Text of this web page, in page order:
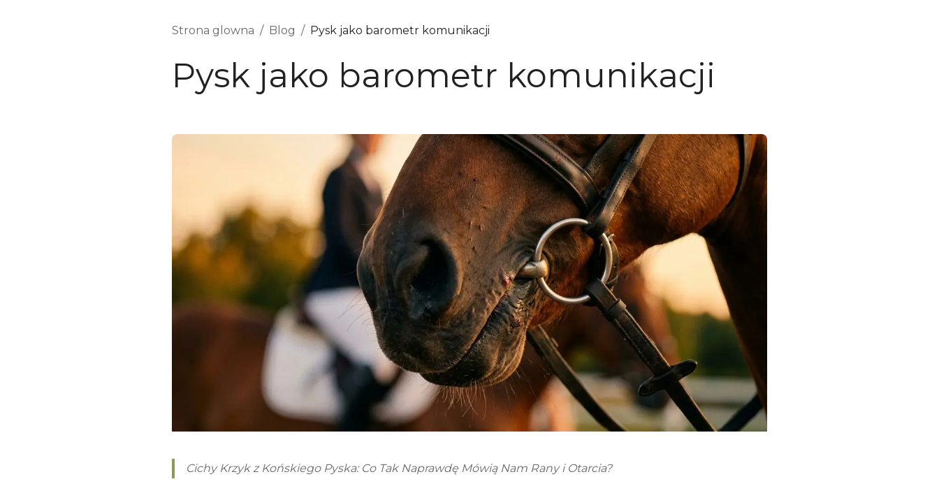
Strona glowna / Blog / Pysk jako barometr komunikacji
Pysk jako barometr komunikacji
Cichy Krzyk z Końskiego Pyska: Co Tak Naprawdę Mówią Nam Rany i Otarcia?